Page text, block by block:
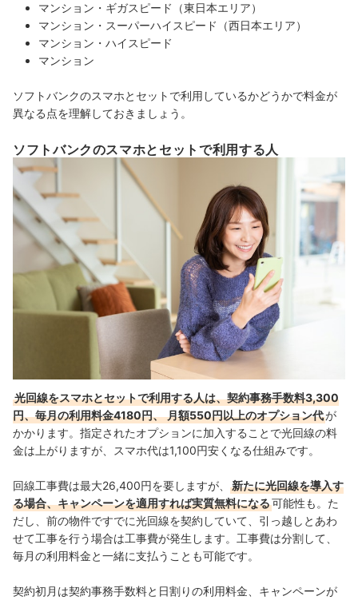
マンション・ギガスピード（東日本エリア）
マンション・スーパーハイスピード（西日本エリア）
マンション・ハイスピード
マンション
ソフトバンクのスマホとセットで利用しているかどうかで料金が
異なる点を理解しておきましょう。
ソフトバンクのスマホとセットで利用する人
光回線をスマホとセットで利用する人は、契約事務手数料3,300
円、毎月の利用料金4180円、 月額550円以上のオプション代が
かかります。指定されたオプションに加入することで光回線の料
金は上がりますが、スマホ代は1,100円安くなる仕組みです。
回線工事費は最大26,400円を要しますが、
新たに光回線を導入す
る場合、キャンペーンを適用すれば実質無料になる可能性も。 た
だし、前の物件ですでに光回線を契約していて、引っ越しとあわ
せて工事を行う場合は工事費が発生します。 工事費は分割して、
毎月の利用料金と一緒に支払うことも可能です。
契約初月は契約事務手数料と日割りの利用料金、キャンペーンが